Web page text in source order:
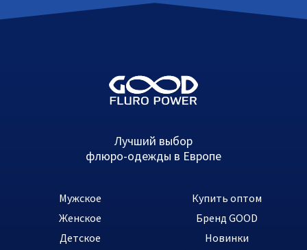
Мужское
Женское
Детское
Купить оптом
Бренд GOOD
Новинки
Лучший выбор
флюро-одежды в Европе